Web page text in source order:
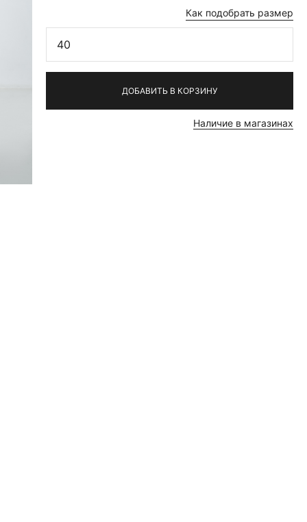
Как подобрать размер
40
ДОБАВИТЬ В КОРЗИНУ
Наличие в магазинах